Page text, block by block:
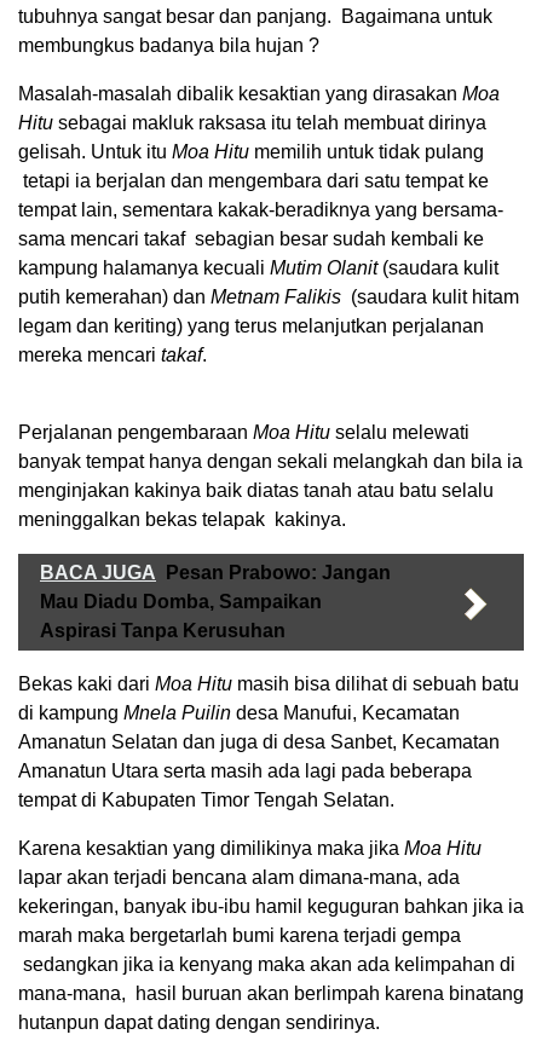
tubuhnya sangat besar dan panjang. Bagaimana untuk
membungkus badanya bila hujan ?
Masalah-masalah dibalik kesaktian yang dirasakan Moa
Hitu sebagai makluk raksasa itu telah membuat dirinya
gelisah. Untuk itu Moa Hitu memilih untuk tidak pulang
tetapi ia berjalan dan mengembara dari satu tempat ke
tempat lain, sementara kakak-beradiknya yang bersama-
sama mencari takaf sebagian besar sudah kembali ke
kampung halamanya kecuali Mutim Olanit (saudara kulit
putih kemerahan) dan Metnam Falikis (saudara kulit hitam
legam dan keriting) yang terus melanjutkan perjalanan
mereka mencari takaf.
Perjalanan pengembaraan Moa Hitu selalu melewati
banyak tempat hanya dengan sekali melangkah dan bila ia
menginjakan kakinya baik diatas tanah atau batu selalu
meninggalkan bekas telapak kakinya.
BACA JUGA
Pesan Prabowo: Jangan
Mau Diadu Domba, Sampaikan
Aspirasi Tanpa Kerusuhan
Bekas kaki dari Moa Hitu masih bisa dilihat di sebuah batu
di kampung Mnela Puilin desa Manufui, Kecamatan
Amanatun Selatan dan juga di desa Sanbet, Kecamatan
Amanatun Utara serta masih ada lagi pada beberapa
tempat di Kabupaten Timor Tengah Selatan.
Karena kesaktian yang dimilikinya maka jika Moa Hitu
lapar akan terjadi bencana alam dimana-mana, ada
kekeringan, banyak ibu-ibu hamil keguguran bahkan jika ia
marah maka bergetarlah bumi karena terjadi gempa
sedangkan jika ia kenyang maka akan ada kelimpahan di
mana-mana, hasil buruan akan berlimpah karena binatang
hutanpun dapat dating dengan sendirinya.